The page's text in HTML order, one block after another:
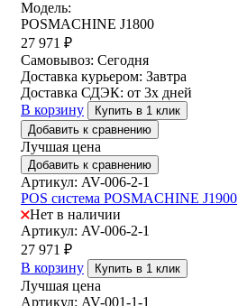
Модель:
POSMACHINE J1800
27 971 ₽
Самовывоз: Сегодня
Доставка курьером: Завтра
Доставка СДЭК: от 3х дней
В корзину
Купить в 1 клик
Добавить к сравнению
Лучшая цена
Добавить к сравнению
Артикул: AV-006-2-1
POS система POSMACHINE J1900
Нет в наличии
Артикул: AV-006-2-1
27 971 ₽
В корзину
Купить в 1 клик
Лучшая цена
Артикул: AV-001-1-1